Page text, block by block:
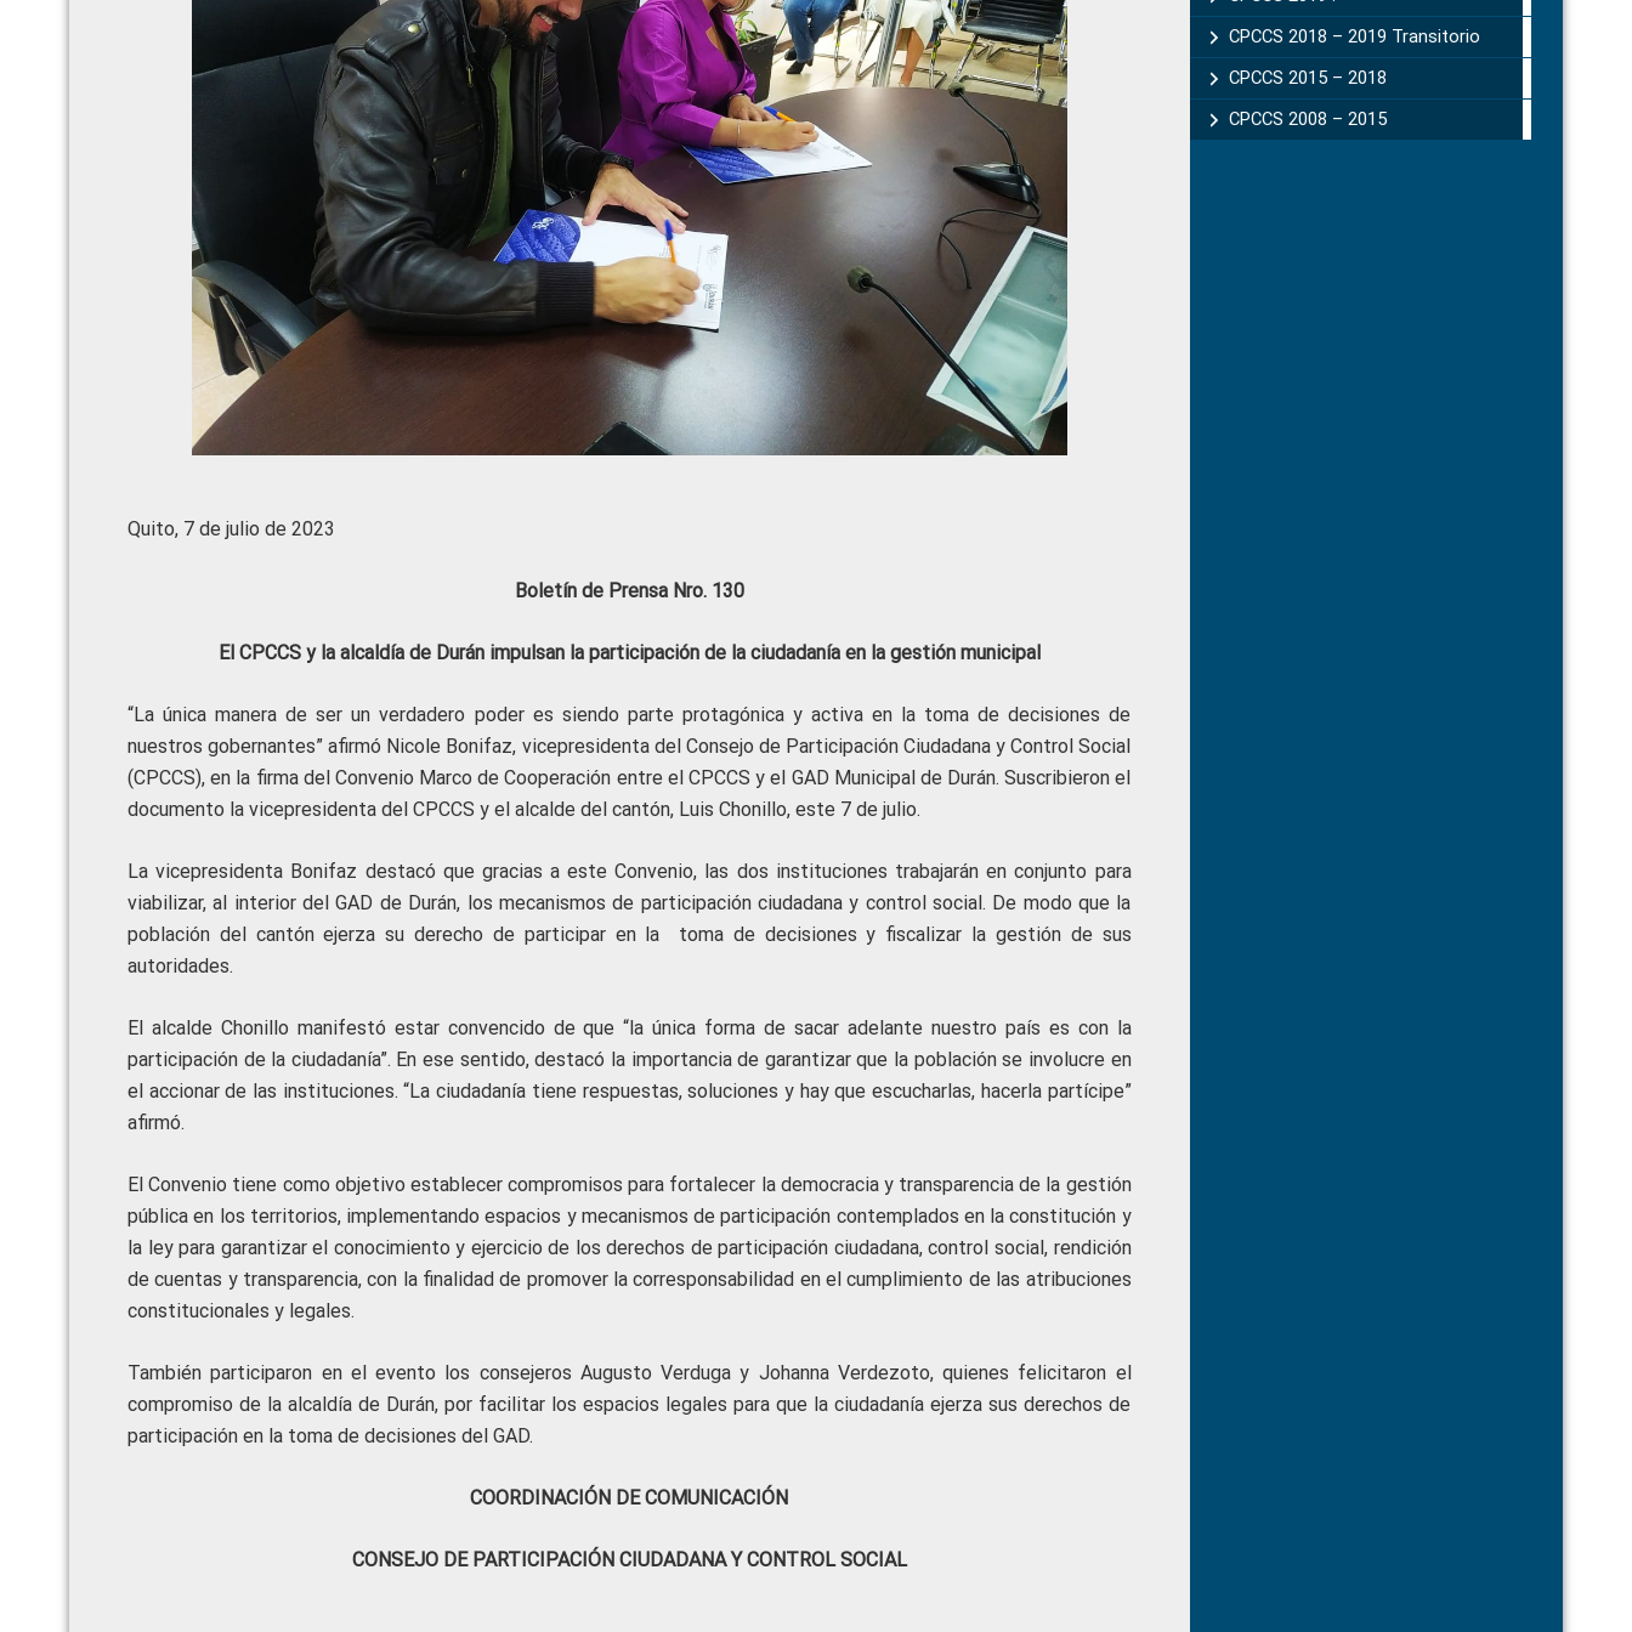
Quito, 7 de julio de 2023
Boletín de Prensa Nro. 130
El CPCCS y la alcaldía de Durán impulsan la participación de la ciudadanía en la gestión municipal
“La única manera de ser un verdadero poder es siendo parte protagónica y activa en la toma de decisiones de
nuestros gobernantes” afirmó Nicole Bonifaz, vicepresidenta del Consejo de Participación Ciudadana y Control Social
(CPCCS), en la firma del Convenio Marco de Cooperación entre el CPCCS y el GAD Municipal de Durán. Suscribieron el
documento la vicepresidenta del CPCCS y el alcalde del cantón, Luis Chonillo, este 7 de julio.
La vicepresidenta Bonifaz destacó que gracias a este Convenio, las dos instituciones trabajarán en conjunto para
viabilizar, al interior del GAD de Durán, los mecanismos de participación ciudadana y control social. De modo que la
población del cantón ejerza su derecho de participar en la toma de decisiones y fiscalizar la gestión de sus
autoridades.
El alcalde Chonillo manifestó estar convencido de que “la única forma de sacar adelante nuestro país es con la
participación de la ciudadanía”. En ese sentido, destacó la importancia de garantizar que la población se involucre en
el accionar de las instituciones. “La ciudadanía tiene respuestas, soluciones y hay que escucharlas, hacerla partícipe”
afirmó.
El Convenio tiene como objetivo establecer compromisos para fortalecer la democracia y transparencia de la gestión
pública en los territorios, implementando espacios y mecanismos de participación contemplados en la constitución y
la ley para garantizar el conocimiento y ejercicio de los derechos de participación ciudadana, control social, rendición
de cuentas y transparencia, con la finalidad de promover la corresponsabilidad en el cumplimiento de las atribuciones
constitucionales y legales.
También participaron en el evento los consejeros Augusto Verduga y Johanna Verdezoto, quienes felicitaron el
compromiso de la alcaldía de Durán, por facilitar los espacios legales para que la ciudadanía ejerza sus derechos de
participación en la toma de decisiones del GAD.
COORDINACIÓN DE COMUNICACIÓN
CONSEJO DE PARTICIPACIÓN CIUDADANA Y CONTROL SOCIAL
CPCCS 2018 – 2019 Transitorio
CPCCS 2015 – 2018
CPCCS 2008 – 2015